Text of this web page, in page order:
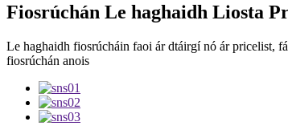
Fiosrúchán Le haghaidh Liosta
Le haghaidh fiosrúcháin faoi ár dtáirgí nó ár pricelist,
fiosrúchán anois